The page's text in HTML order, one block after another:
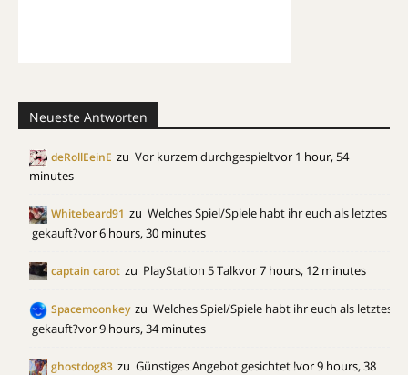
Neueste Antworten
deRollEeinE zu Vor kurzem durchgespieltvor 1 hour, 54
minutes
Whitebeard91 zu Welches Spiel/Spiele habt ihr euch als letztes
gekauft?vor 6 hours, 30 minutes
captain carot zu PlayStation 5 Talkvor 7 hours, 12 minutes
Spacemoonkey zu Welches Spiel/Spiele habt ihr euch als letztes
gekauft?vor 9 hours, 34 minutes
ghostdog83 zu Günstiges Angebot gesichtet !vor 9 hours, 38